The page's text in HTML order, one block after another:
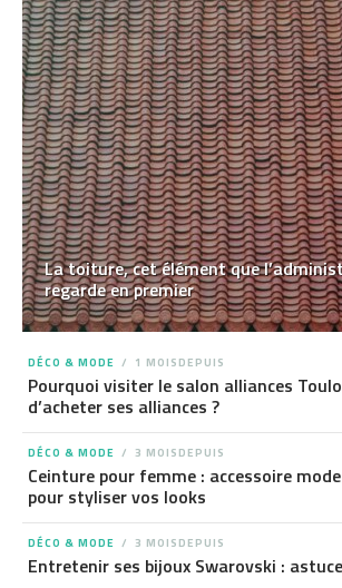
La toiture, cet élément que
regarde en premier
DÉCO & MODE 1 MOISDEPUIS
Pourquoi visiter le salon alliances
d’acheter ses alliances ?
DÉCO & MODE 3 MOISDEPUIS
Ceinture pour femme : accessoire
pour styliser vos looks
DÉCO & MODE 3 MOISDEPUIS
Entretenir ses bijoux Swarovski :